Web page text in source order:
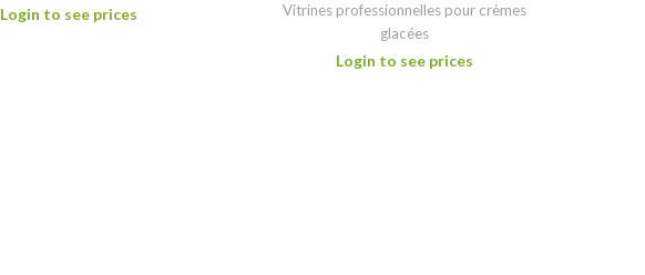
Login to see prices
Vitrines professionnelles pour crèmes
glacées
Login to see prices